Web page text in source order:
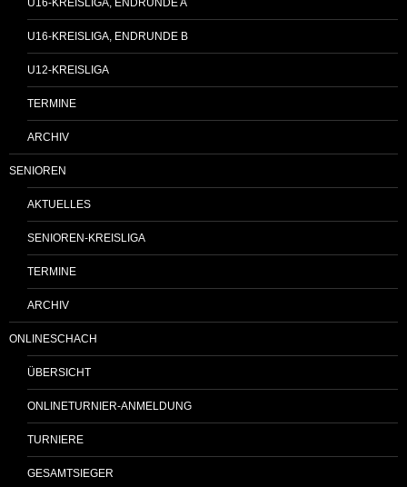
U16-KREISLIGA, ENDRUNDE B
U12-KREISLIGA
TERMINE
ARCHIV
SENIOREN
AKTUELLES
SENIOREN-KREISLIGA
TERMINE
ARCHIV
ONLINESCHACH
ÜBERSICHT
ONLINETURNIER-ANMELDUNG
TURNIERE
GESAMTSIEGER